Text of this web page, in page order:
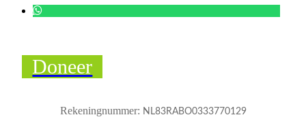
Doneer
Rekeningnummer: NL83RABO0333770129